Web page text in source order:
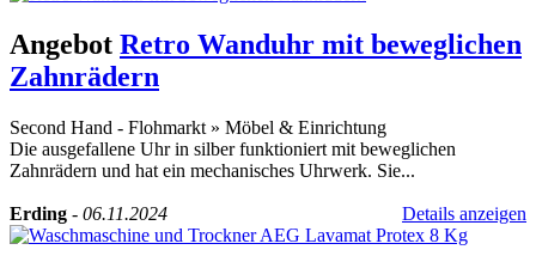
Angebot Retro Wanduhr mit beweglichen
Zahnrädern
Second Hand - Flohmarkt » Möbel & Einrichtung
Die ausgefallene Uhr in silber funktioniert mit beweglichen
Zahnrädern und hat ein mechanisches Uhrwerk. Sie...
Erding - 06.11.2024 Details anzeigen